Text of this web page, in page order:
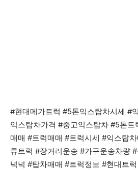
#현대메가트럭 #5톤익스탑차시세 #
익스탑차가격 #중고익스탑차 #5톤
매매 #트럭매매 #트럭시세 #익스탑
류트럭 #장거리운송 #가구운송차량
넉넉 #탑차매매 #트럭정보 #현대트